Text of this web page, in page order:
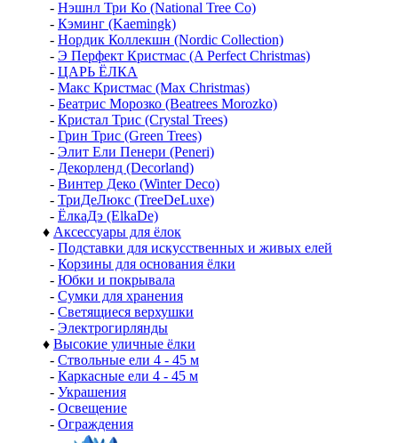
- Нэшнл Три Ко (National Tree Co)
- Кэминг (Kaemingk)
- Нордик Коллекшн (Nordic Collection)
- Э Перфект Кристмас (A Perfect Christmas)
- ЦАРЬ ЁЛКА
- Макс Кристмас (Max Christmas)
- Беатрис Морозко (Beatrees Morozko)
- Кристал Трис (Crystal Trees)
- Грин Трис (Green Trees)
- Элит Ели Пенери (Peneri)
- Декорленд (Decorland)
- Винтер Деко (Winter Deco)
- ТриДеЛюкс (TreeDeLuxe)
- ЁлкаДэ (ElkaDe)
♦ Аксессуары для ёлок
- Подставки для искусственных и живых елей
- Корзины для основания ёлки
- Юбки и покрывала
- Сумки для хранения
- Светящиеся верхушки
- Электрогирлянды
♦ Высокие уличные ёлки
- Ствольные ели 4 - 45 м
- Каркасные ели 4 - 45 м
- Украшения
- Освещение
- Ограждения